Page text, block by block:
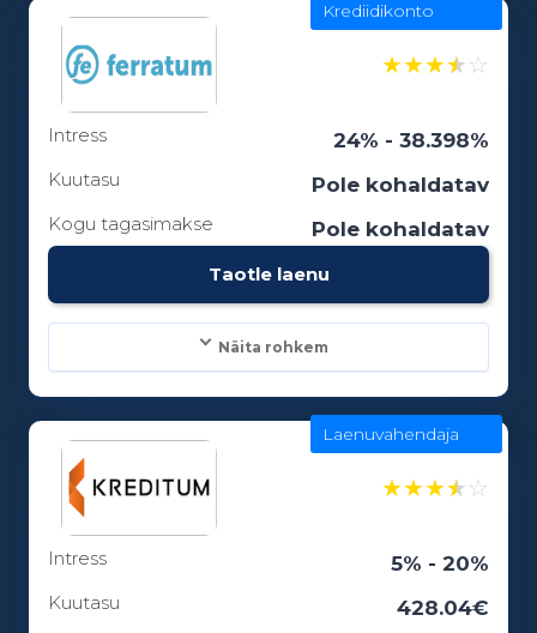
★★★★☆
Intress 24% - 38.398%
Kuutasu Pole kohaldatav
Kogu tagasimakse Pole kohaldatav
Taotle laenu
Krediidikonto
Näita rohkem
100 - 5000€
Laenuperiood:
★★★★☆
Intress 5% - 20%
Kuutasu 428.04€
Laenuvahendaja